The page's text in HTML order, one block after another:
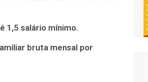
1,5 salário mínimo.
bruta mensal por